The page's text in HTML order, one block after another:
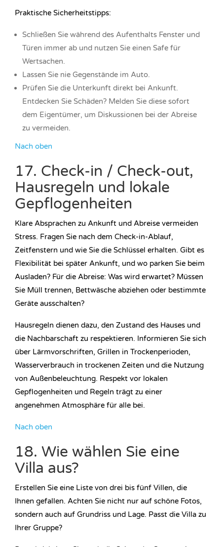
Praktische Sicherheitstipps:
Schließen Sie während des Aufenthalts Fenster und
Türen immer ab und nutzen Sie einen Safe für
Wertsachen.
Lassen Sie nie Gegenstände im Auto.
Prüfen Sie die Unterkunft direkt bei Ankunft.
Entdecken Sie Schäden? Melden Sie diese sofort
dem Eigentümer, um Diskussionen bei der Abreise
zu vermeiden.
Nach oben
17. Check-in / Check-out,
Hausregeln und lokale
Gepflogenheiten
Klare Absprachen zu Ankunft und Abreise vermeiden
Stress. Fragen Sie nach dem Check-in-Ablauf,
Zeitfenstern und wie Sie die Schlüssel erhalten. Gibt es
Flexibilität bei später Ankunft, und wo parken Sie beim
Ausladen? Für die Abreise: Was wird erwartet? Müssen
Sie Müll trennen, Bettwäsche abziehen oder bestimmte
Geräte ausschalten?
Hausregeln dienen dazu, den Zustand des Hauses und
die Nachbarschaft zu respektieren. Informieren Sie sich
über Lärmvorschriften, Grillen in Trockenperioden,
Wasserverbrauch in trockenen Zeiten und die Nutzung
von Außenbeleuchtung. Respekt vor lokalen
Gepflogenheiten und Regeln trägt zu einer
angenehmen Atmosphäre für alle bei.
Nach oben
18. Wie wählen Sie eine
Villa aus?
Erstellen Sie eine Liste von drei bis fünf Villen, die
Ihnen gefallen. Achten Sie nicht nur auf schöne Fotos,
sondern auch auf Grundriss und Lage. Passt die Villa zu
Ihrer Gruppe?